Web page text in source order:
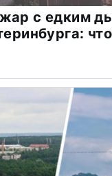
с едким